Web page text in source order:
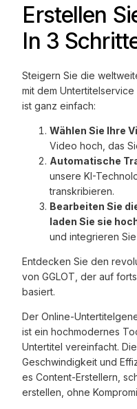
Erstellen
In 3
Steigern Sie die
mit dem
ist ganz einfach:
Wählen Sie Ihre
Video hoch, das
Automatische
unsere KI-
transkribieren.
Bearbeiten Sie
laden Sie sie
und integrieren
Entdecken Sie den
von GGLOT, der auf
basiert.
Der Online-
ist ein hochmodernes
Untertitel vereinfacht.
Geschwindigkeit und
es Content-Erstellern,
erstellen, ohne